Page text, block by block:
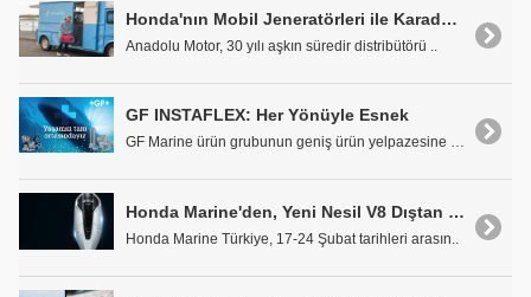
Honda'nın Mobil Jeneratörleri ile Karada ve Denizde 'Güç' Sizinle Olsun
Anadolu Motor, 30 yılı aşkın süredir distribütörü ..
GF INSTAFLEX: Her Yönüyle Esnek
GF Marine ürün grubunun geniş ürün yelpazesine sah..
Honda Marine'den, Yeni Nesil V8 Dıştan Takma Motor BF350
Honda Marine Türkiye, 17-24 Şubat tarihleri arasın..